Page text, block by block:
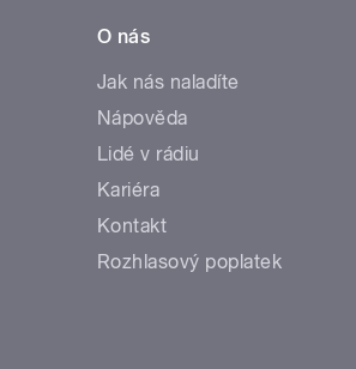
O nás
Jak nás naladíte
Nápověda
Lidé v rádiu
Kariéra
Kontakt
Rozhlasový poplatek